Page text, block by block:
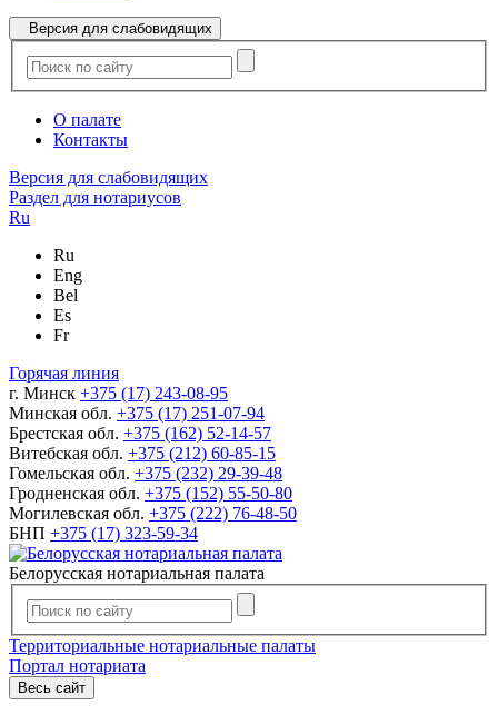
Версия для слабовидящих
О палате
Контакты
Версия для слабовидящих
Раздел для нотариусов
Ru
Ru
Eng
Bel
Es
Fr
Горячая линия
г. Минск +375 (17) 243-08-95
Минская обл. +375 (17) 251-07-94
Брестская обл. +375 (162) 52-14-57
Витебская обл. +375 (212) 60-85-15
Гомельская обл. +375 (232) 29-39-48
Гродненская обл. +375 (152) 55-50-80
Могилевская обл. +375 (222) 76-48-50
БНП +375 (17) 323-59-34
Белорусская нотариальная палата
Территориальные нотариальные палаты
Портал нотариата
Весь сайт